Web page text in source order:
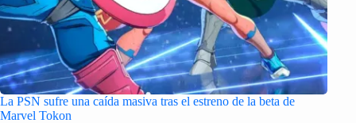
La PSN sufre una caída masiva tras el estreno de la beta de
Marvel Tokon